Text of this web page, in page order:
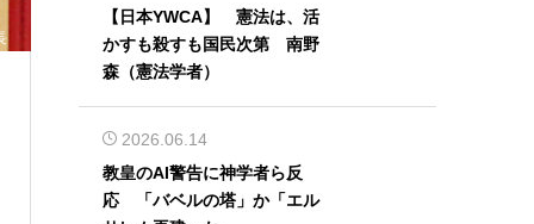
【日本YWCA】 憲法は、活
かすも殺すも国民次第 南野
森（憲法学者）
2026.06.14
教皇のAI警告に神学者ら反
応 「バベルの塔」か「エル